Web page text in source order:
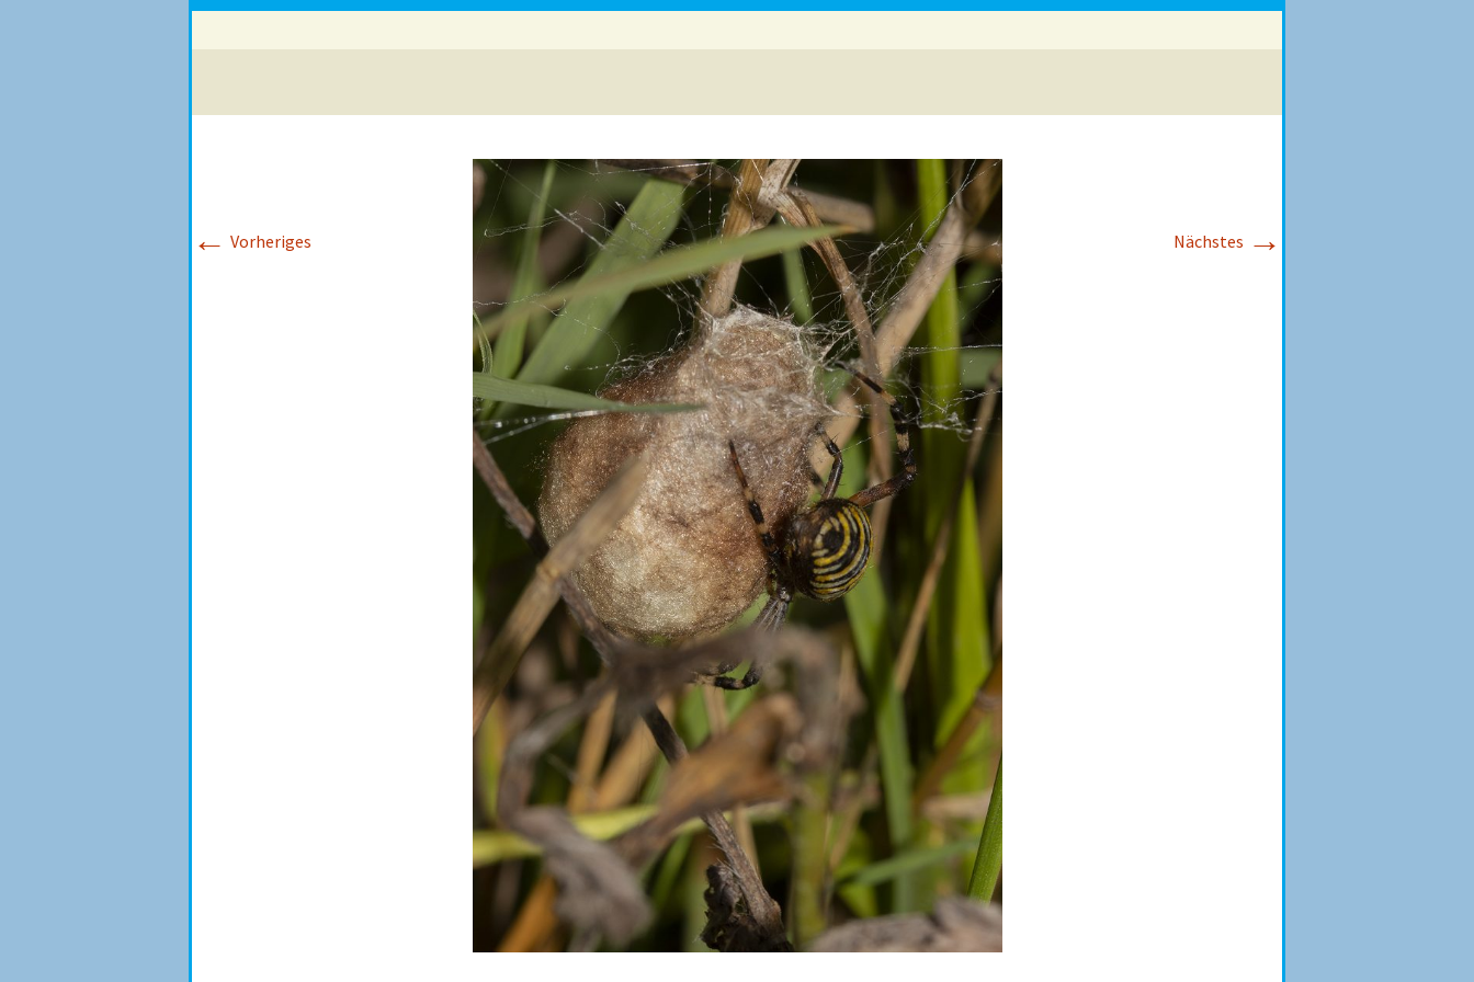
← Vorheriges Nächstes →